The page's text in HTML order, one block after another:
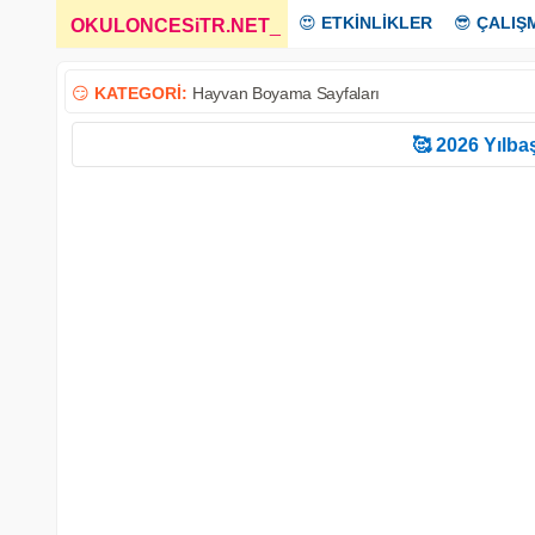
OKULONCESiTR.NET 😍 ETKİNLİKLER 😎
😏 KATEGORİ: Hayvan Boyama Sayfaları
🥰 2026